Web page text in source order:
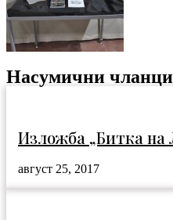
Насумични
Изложба „Битка на
август 25, 2017